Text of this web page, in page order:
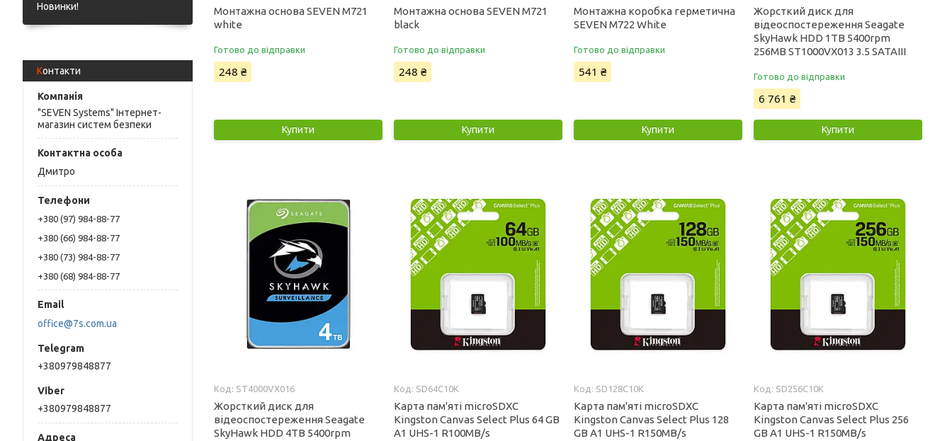
Новинки!
Контакти
"SEVEN Systems" Інтернет-
магазин систем безпеки
Дмитро
+380 (97) 984-88-77
+380 (66) 984-88-77
+380 (73) 984-88-77
+380 (68) 984-88-77
office@7s.com.ua
+380979848877
+380979848877
Монтажна основа SEVEN M721
white
Готово до відправки
248 ₴
Купити
Монтажна основа SEVEN M721
black
Готово до відправки
248 ₴
Купити
Монтажна коробка герметична
SEVEN M722 White
Готово до відправки
541 ₴
Купити
Жорсткий диск для
відеоспостереження Seagate
SkyHawk HDD 1TB 5400rpm
256MB ST1000VX013 3.5 SATAIII
Готово до відправки
6 761 ₴
Купити
ST4000VX016
Жорсткий диск для
відеоспостереження Seagate
SkyHawk HDD 4TB 5400rpm
SD64C10K
Карта пам'яті microSDXC
Kingston Canvas Select Plus 64 GB
А1 UHS-1 R100MB/s
SD128C10K
Карта пам'яті microSDXC
Kingston Canvas Select Plus 128
GB А1 UHS-1 R150MB/s
SD256C10K
Карта пам'яті microSDXC
Kingston Canvas Select Plus 256
GB А1 UHS-1 R150MB/s